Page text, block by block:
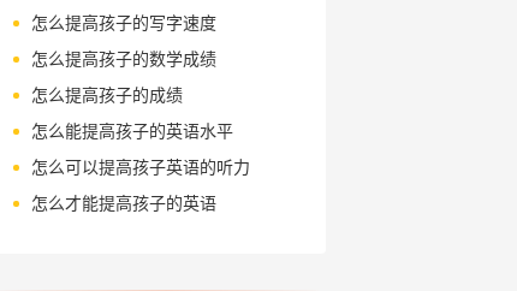
怎么提高孩子的写字速度
怎么提高孩子的数学成绩
怎么提高孩子的成绩
怎么能提高孩子的英语水平
怎么可以提高孩子英语的听力
怎么才能提高孩子的英语